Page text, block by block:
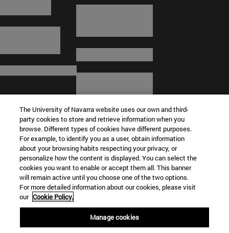
© Universidad de Navarra
Información legal
Términos y condiciones
Accesibilidad
Configuración de cookies
The University of Navarra website uses our own and third-
party cookies to store and retrieve information when you
browse. Different types of cookies have different purposes.
For example, to identify you as a user, obtain information
about your browsing habits respecting your privacy, or
personalize how the content is displayed. You can select the
cookies you want to enable or accept them all. This banner
will remain active until you choose one of the two options.
For more detailed information about our cookies, please visit
our Cookie Policy.
Manage cookies